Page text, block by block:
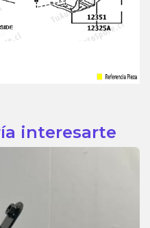
interesarte